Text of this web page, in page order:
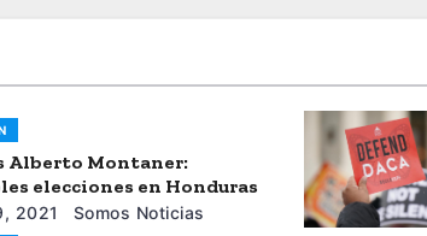
Alberto Montaner:
elecciones en Honduras
2021 Somos Noticias